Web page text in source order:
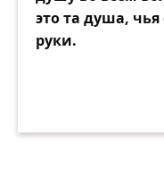
это та душа,
руки.